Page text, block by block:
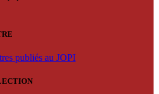
publiés au JOPI